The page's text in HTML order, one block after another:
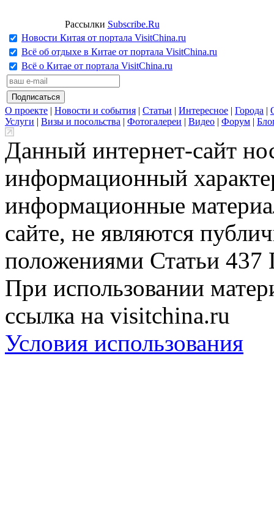
Рассылки Subscribe.Ru
Новости Китая от портала VisitChina.ru
Всё об отдыхе в Китае от портала VisitChina.ru
Всё о Китае от портала VisitChina.ru
О проекте | Новости и события | Статьи | Интересное | Города |
Услуги | Визы и посольства | Фотогалереи | Видео | Форум |
Данный интернет-сайт
информационный
информационные
сайте, не являются
положениями Статьи 437
При использовании
ссылка на visitchina.ru
Условия использования